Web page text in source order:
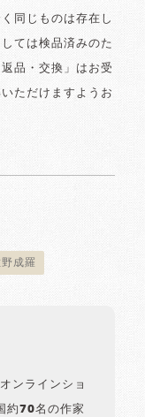
同じものは存在し
ては検品済みのた
品・交換」はお受
ただけますようお
成羅
ンラインショ
約70名の作家